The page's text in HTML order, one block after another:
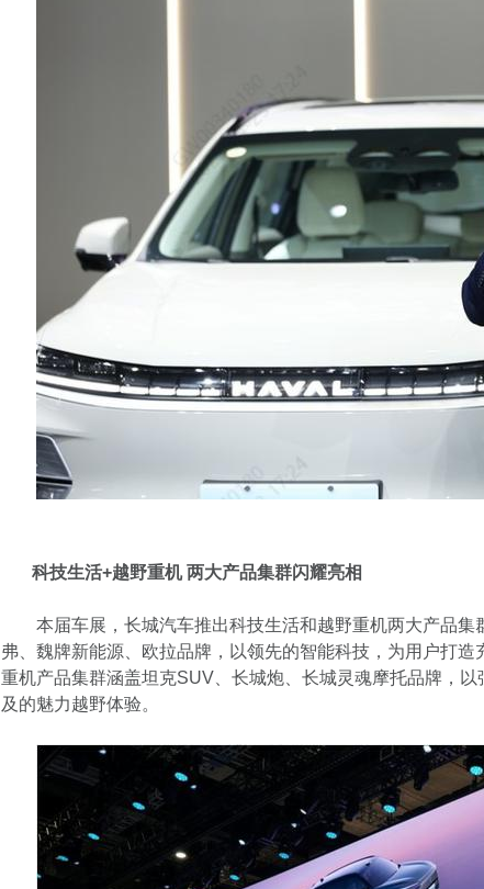
科技生活+越野重机 两大产品集群闪耀亮相
本届车展，长城汽车推出科技生活和越野重机两大产品
弗、魏牌新能源、欧拉品牌，以领先的智能科技，为用户打
重机产品集群涵盖坦克SUV、长城炮、长城灵魂摩托品牌，
及的魅力越野体验。